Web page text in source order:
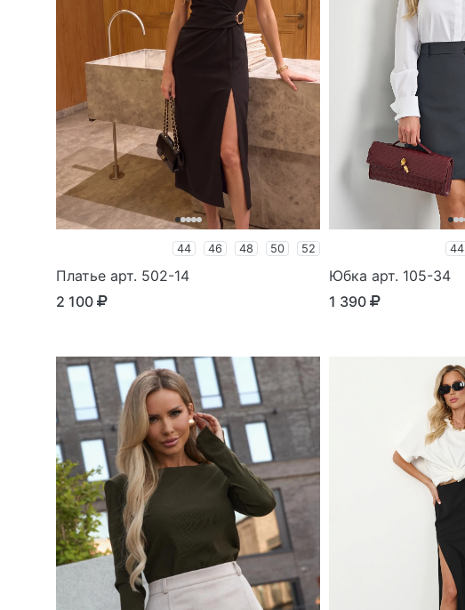
44 46 48 50 52
Платье арт. 502-14
2 100
44
Юбка арт. 105-34
1 390